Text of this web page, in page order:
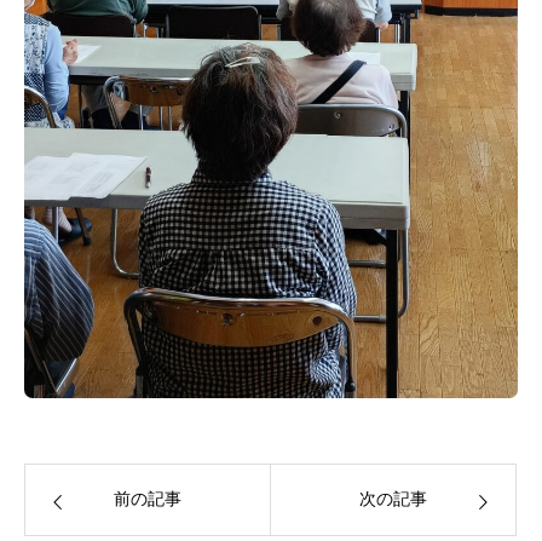
前の記事 次の記事